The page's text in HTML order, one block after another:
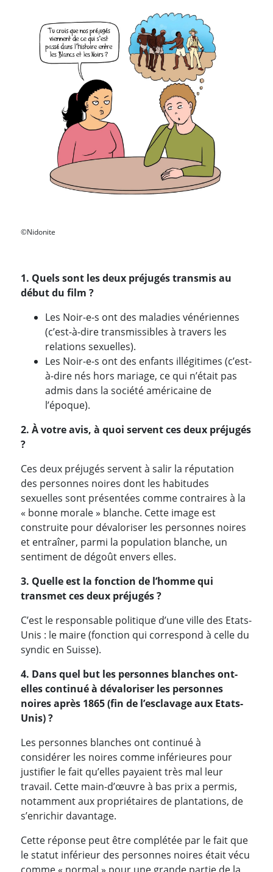
©Nidonite
1. Quels sont les deux préjugés transmis au
début du film ?
Les Noir-e-s ont des maladies vénériennes
(c’est-à-dire transmissibles à travers les
relations sexuelles).
Les Noir-e-s ont des enfants illégitimes (c’est-
à-dire nés hors mariage, ce qui n’était pas
admis dans la société américaine de
l’époque).
2. À votre avis, à quoi servent ces deux préjugés
?
Ces deux préjugés servent à salir la réputation
des personnes noires dont les habitudes
sexuelles sont présentées comme contraires à la
« bonne morale » blanche. Cette image est
construite pour dévaloriser les personnes noires
et entraîner, parmi la population blanche, un
sentiment de dégoût envers elles.
3. Quelle est la fonction de l’homme qui
transmet ces deux préjugés ?
C’est le responsable politique d’une ville des Etats-
Unis : le maire (fonction qui correspond à celle du
syndic en Suisse).
4. Dans quel but les personnes blanches ont-
elles continué à dévaloriser les personnes
noires après 1865 (fin de l’esclavage aux Etats-
Unis) ?
Les personnes blanches ont continué à
considérer les noires comme inférieures pour
justifier le fait qu’elles payaient très mal leur
travail. Cette main-d’œuvre à bas prix a permis,
notamment aux propriétaires de plantations, de
s’enrichir davantage.
Cette réponse peut être complétée par le fait que
le statut inférieur des personnes noires était vécu
comme « normal » pour une grande partie de la